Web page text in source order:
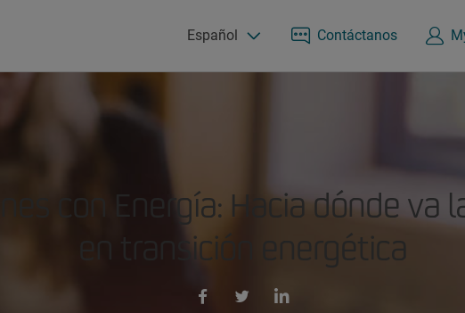
Español Contáctanos
con Energía: Hacia dónde va
en transición energética